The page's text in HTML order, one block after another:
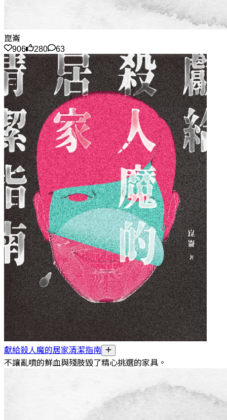
崑崙
906
280 63
獻給殺人魔的居家清潔指南
不讓亂噴的鮮血與殘肢毀了精心挑選的家具。